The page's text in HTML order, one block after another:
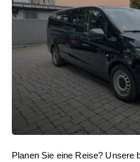
Planen Sie eine Reise? Unsere